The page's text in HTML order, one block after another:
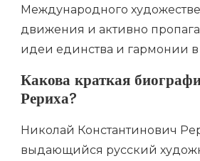
Международного
движения и активно
идеи единства и гармонии в
Какова краткая
Рериха?
Николай Константинович
выдающийся русский